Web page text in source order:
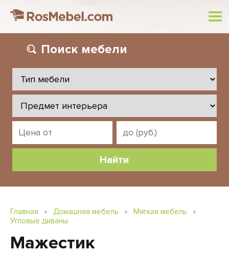
Поиск мебели
Главная » Домашняя мебель » Мягкая мебель
»
Угловые диваны
Мажестик